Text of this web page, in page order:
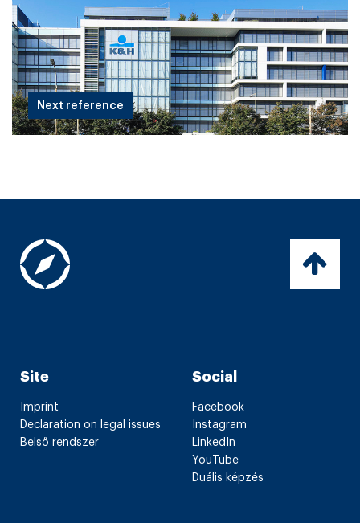
Next reference
Site
Imprint
Declaration on legal issues
Belső rendszer
Social
Facebook
Instagram
LinkedIn
YouTube
Duális képzés